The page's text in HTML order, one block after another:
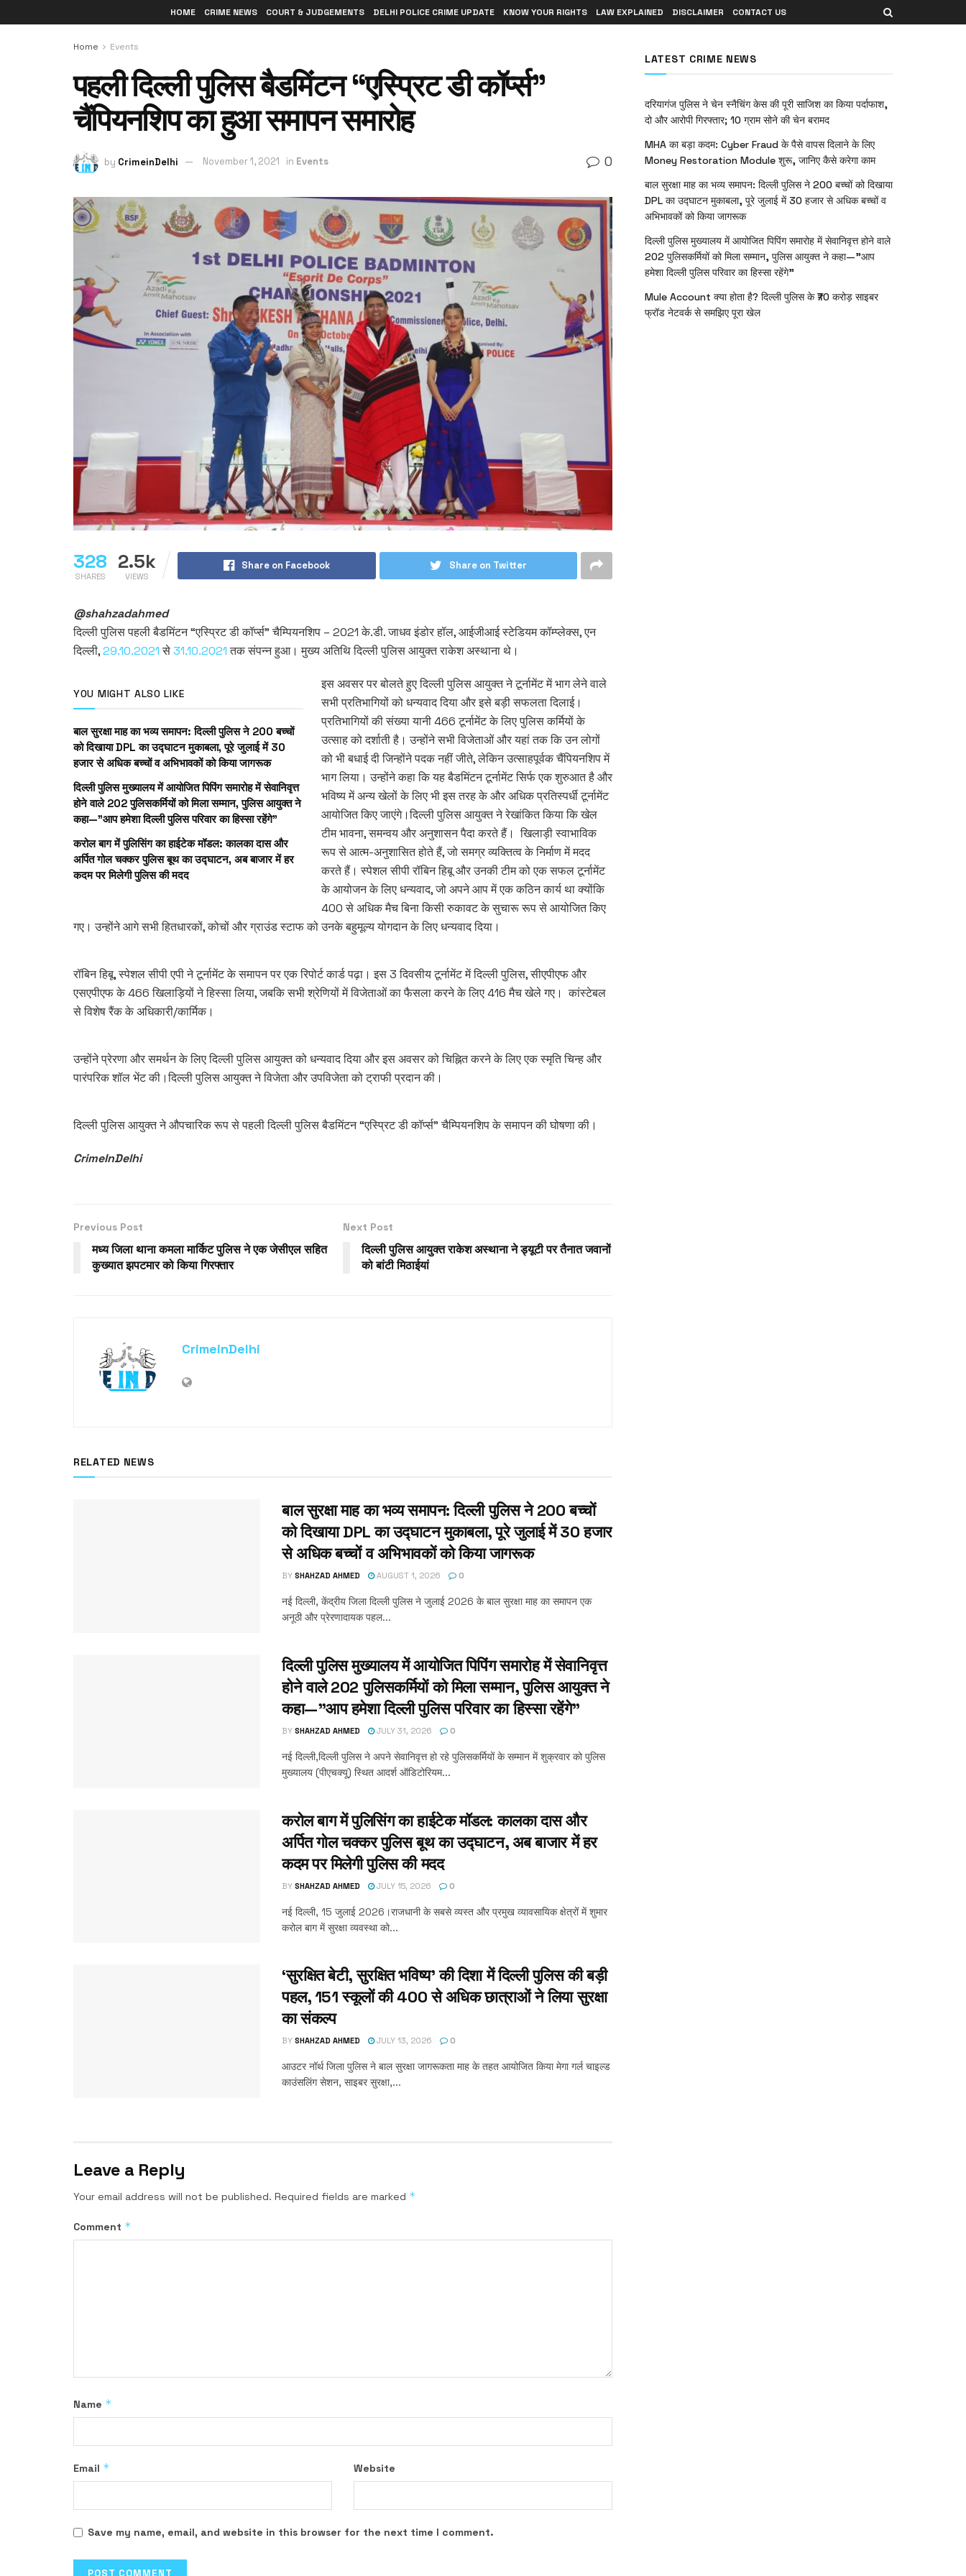
HOME CRIME NEWS COURT & JUDGEMENTS DELHI POLICE CRIME UPDATE KNOW YOUR RIGHTS LAW EXPLAINED DISCLAIMER CONTACT US
Home Events
पहली दिल्ली पुलिस बैडमिंटन “एस्प्रिट डी कॉर्प्स”
चैंपियनशिप का हुआ समापन समारोह
by CrimeinDelhi November 1, 2021 in Events 0
328
SHARES
2.5k
VIEWS
Share on Facebook Share on Twitter
@shahzadahmed
दिल्ली पुलिस पहली बैडमिंटन “एस्प्रिट डी कॉर्प्स” चैम्पियनशिप – 2021 के.डी. जाधव इंडोर हॉल, आईजीआई स्टेडियम कॉम्प्लेक्स, एन
दिल्ली,29.10.2021से31.10.2021तक संपन्न हुआ। मुख्य अतिथि दिल्ली पुलिस आयुक्त राकेश अस्थाना थे।
YOU MIGHT ALSO LIKE
बाल सुरक्षा माह का भव्य समापन: दिल्ली पुलिस ने 200 बच्चों
को दिखाया DPL का उद्घाटन मुकाबला, पूरे जुलाई में 30
हजार से अधिक बच्चों व अभिभावकों को किया जागरूक
दिल्ली पुलिस मुख्यालय में आयोजित पिपिंग समारोह में सेवानिवृत्त
होने वाले 202 पुलिसकर्मियों को मिला सम्मान, पुलिस आयुक्त ने
कहा—”आप हमेशा दिल्ली पुलिस परिवार का हिस्सा रहेंगे”
करोल बाग में पुलिसिंग का हाईटेक मॉडल: कालका दास और
अर्पित गोल चक्कर पुलिस बूथ का उद्घाटन, अब बाजार में हर
कदम पर मिलेगी पुलिस की मदद
इस अवसर पर बोलते हुए दिल्ली पुलिस आयुक्त ने टूर्नामेंट में भाग लेने वाले
सभी प्रतिभागियों को धन्यवाद दिया और इसे बड़ी सफलता दिलाई।
प्रतिभागियों की संख्या यानी 466 टूर्नामेंट के लिए पुलिस कर्मियों के
उत्साह को दर्शाती है। उन्होंने सभी विजेताओं और यहां तक ​​कि उन लोगों
को भी बधाई दी जिन्होंने पदक नहीं जीते, लेकिन उत्साहपूर्वक चैंपियनशिप में
भाग लिया। उन्होंने कहा कि यह बैडमिंटन टूर्नामेंट सिर्फ एक शुरुआत है और
भविष्य में अन्य खेलों के लिए भी इस तरह के और अधिक प्रतिस्पर्धी टूर्नामेंट
आयोजित किए जाएंगे।दिल्ली पुलिस आयुक्त ने रेखांकित किया कि खेल
टीम भावना, समन्वय और अनुशासन पैदा करते हैं। खिलाड़ी स्वाभाविक
रूप से आत्म-अनुशासित होते हैं, जो समग्र व्यक्तित्व के निर्माण में मदद
करते हैं। स्पेशल सीपी रॉबिन हिबू और उनकी टीम को एक सफल टूर्नामेंट
के आयोजन के लिए धन्यवाद, जो अपने आप में एक कठिन कार्य था क्योंकि
400 से अधिक मैच बिना किसी रुकावट के सुचारू रूप से आयोजित किए
गए। उन्होंने आगे सभी हितधारकों, कोचों और ग्राउंड स्टाफ को उनके बहुमूल्य योगदान के लिए धन्यवाद दिया।
रॉबिन हिबू, स्पेशल सीपी एपी ने टूर्नामेंट के समापन पर एक रिपोर्ट कार्ड पढ़ा। इस 3 दिवसीय टूर्नामेंट में दिल्ली पुलिस, सीएपीएफ और
एसएपीएफ के 466 खिलाड़ियों ने हिस्सा लिया, जबकि सभी श्रेणियों में विजेताओं का फैसला करने के लिए 416 मैच खेले गए। कांस्टेबल
से विशेष रैंक के अधिकारी/कार्मिक।
उन्होंने प्रेरणा और समर्थन के लिए दिल्ली पुलिस आयुक्त को धन्यवाद दिया और इस अवसर को चिह्नित करने के लिए एक स्मृति चिन्ह और
पारंपरिक शॉल भेंट की।दिल्ली पुलिस आयुक्त ने विजेता और उपविजेता को ट्राफी प्रदान की।
दिल्ली पुलिस आयुक्त ने औपचारिक रूप से पहली दिल्ली पुलिस बैडमिंटन “एस्प्रिट डी कॉर्प्स” चैम्पियनशिप के समापन की घोषणा की।
CrimeInDelhi
Previous Post
मध्य जिला थाना कमला मार्किट पुलिस ने एक जेसीएल सहित
कुख्यात झपटमार को किया गिरफ्तार
Next Post
दिल्ली पुलिस आयुक्त राकेश अस्थाना ने ड्यूटी पर तैनात जवानों
को बांटी मिठाईयां
CrimeinDelhi
RELATED NEWS
बाल सुरक्षा माह का भव्य समापन: दिल्ली पुलिस ने 200 बच्चों
को दिखाया DPL का उद्घाटन मुकाबला, पूरे जुलाई में 30 हजार
से अधिक बच्चों व अभिभावकों को किया जागरूक
BY SHAHZAD AHMED AUGUST 1, 2026 0
नई दिल्ली, केंद्रीय जिला दिल्ली पुलिस ने जुलाई 2026 के बाल सुरक्षा माह का समापन एक
अनूठी और प्रेरणादायक पहल...
दिल्ली पुलिस मुख्यालय में आयोजित पिपिंग समारोह में सेवानिवृत्त
होने वाले 202 पुलिसकर्मियों को मिला सम्मान, पुलिस आयुक्त ने
कहा—”आप हमेशा दिल्ली पुलिस परिवार का हिस्सा रहेंगे”
BY SHAHZAD AHMED JULY 31, 2026 0
नई दिल्ली,दिल्ली पुलिस ने अपने सेवानिवृत्त हो रहे पुलिसकर्मियों के सम्मान में शुक्रवार को पुलिस
मुख्यालय (पीएचक्यू) स्थित आदर्श ऑडिटोरियम...
करोल बाग में पुलिसिंग का हाईटेक मॉडल: कालका दास और
अर्पित गोल चक्कर पुलिस बूथ का उद्घाटन, अब बाजार में हर
कदम पर मिलेगी पुलिस की मदद
BY SHAHZAD AHMED JULY 15, 2026 0
नई दिल्ली, 15 जुलाई 2026।राजधानी के सबसे व्यस्त और प्रमुख व्यावसायिक क्षेत्रों में शुमार
करोल बाग में सुरक्षा व्यवस्था को...
‘सुरक्षित बेटी, सुरक्षित भविष्य’ की दिशा में दिल्ली पुलिस की बड़ी
पहल, 151 स्कूलों की 400 से अधिक छात्राओं ने लिया सुरक्षा
का संकल्प
BY SHAHZAD AHMED JULY 13, 2026 0
आउटर नॉर्थ जिला पुलिस ने बाल सुरक्षा जागरूकता माह के तहत आयोजित किया मेगा गर्ल चाइल्ड
काउंसलिंग सेशन, साइबर सुरक्षा,...
Leave a Reply
Your email address will not be published. Required fields are marked *
Comment *
Name *
Email * Website
Save my name, email, and website in this browser for the next time I comment.
LATEST CRIME NEWS
दरियागंज पुलिस ने चेन स्नैचिंग केस की पूरी साजिश का किया पर्दाफाश,
दो और आरोपी गिरफ्तार; 10 ग्राम सोने की चेन बरामद
MHA का बड़ा कदम: Cyber Fraud के पैसे वापस दिलाने के लिए
Money Restoration Module शुरू, जानिए कैसे करेगा काम
बाल सुरक्षा माह का भव्य समापन: दिल्ली पुलिस ने 200 बच्चों को दिखाया
DPL का उद्घाटन मुकाबला, पूरे जुलाई में 30 हजार से अधिक बच्चों व
अभिभावकों को किया जागरूक
दिल्ली पुलिस मुख्यालय में आयोजित पिपिंग समारोह में सेवानिवृत्त होने वाले
202 पुलिसकर्मियों को मिला सम्मान, पुलिस आयुक्त ने कहा—”आप
हमेशा दिल्ली पुलिस परिवार का हिस्सा रहेंगे”
Mule Account क्या होता है? दिल्ली पुलिस के ₹70 करोड़ साइबर
फ्रॉड नेटवर्क से समझिए पूरा खेल